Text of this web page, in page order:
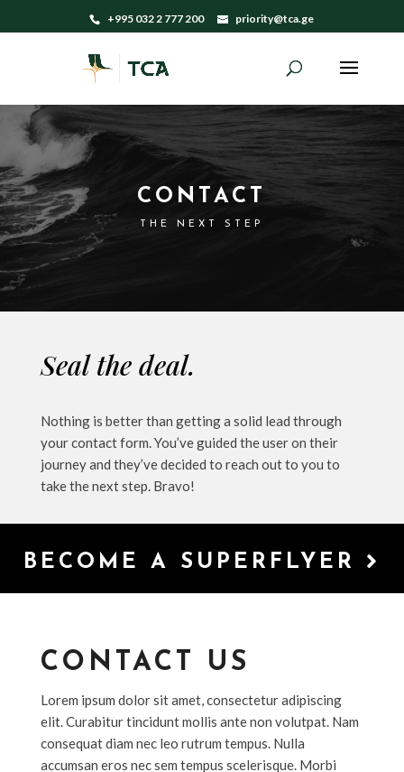
+995 032 2 777 200 priority@tca.ge
CONTACT
THE NEXT STEP
Seal the deal.
Nothing is better than getting a solid lead through
your contact form. You’ve guided the user on their
journey and they’ve decided to reach out to you to
take the next step. Bravo!
BECOME A SUPERFLYER
CONTACT US
Lorem ipsum dolor sit amet, consectetur adipiscing
elit. Curabitur tincidunt mollis ante non volutpat. Nam
consequat diam nec leo rutrum tempus. Nulla
accumsan eros nec sem tempus scelerisque. Morbi